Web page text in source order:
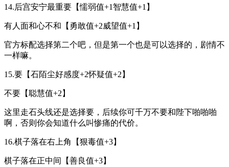
14.后宫安宁最重要【懦弱值+1智慧值+1】
有人面和心不和【勇敢值+2威望值+1】
官方标配选择第二个吧，但是第一个也是可以选择的，剧情不
一样嘛。
15.要【石陌尘好感度+2怀疑值+2】
不要【聪慧值+2】
这里走石头线还是选择要，后续你可千万不要和陛下啪啪啪
啊，否则你会知道什么叫惨痛的代价。
16.棋子落在右上角【狠毒值+3】
棋子落在正中间【善良值+3】